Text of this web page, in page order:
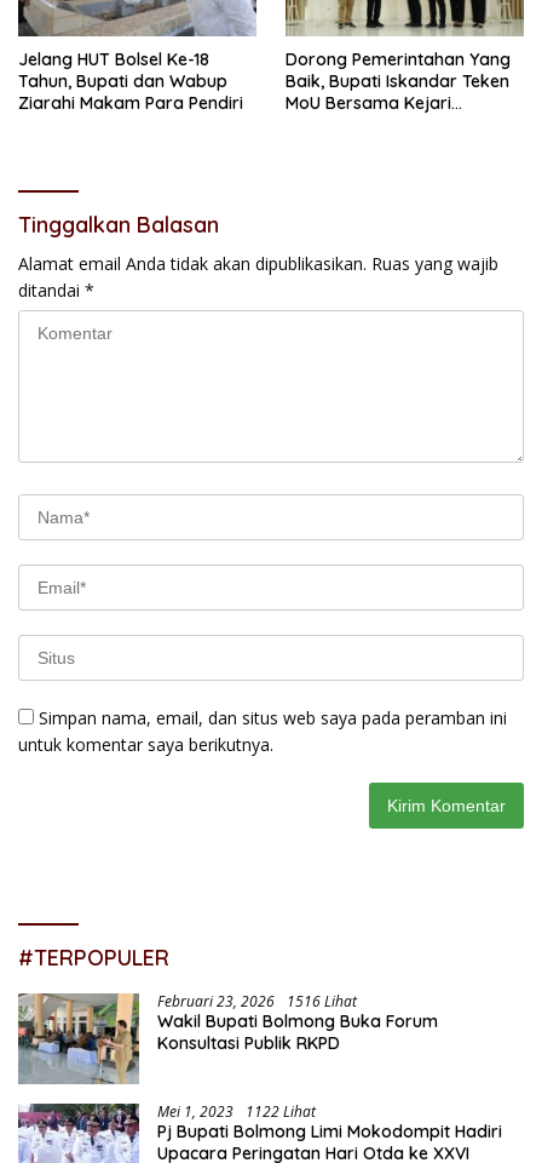
Jelang HUT Bolsel Ke-18
Tahun, Bupati dan Wabup
Ziarahi Makam Para Pendiri
Dorong Pemerintahan Yang
Baik, Bupati Iskandar Teken
MoU Bersama Kejari
Tinggalkan Balasan
Alamat email Anda tidak akan dipublikasikan. Ruas yang wajib
ditandai *
Simpan nama, email, dan situs web saya pada peramban ini
untuk komentar saya berikutnya.
#TERPOPULER
Februari 23, 2026 1516 Lihat
Wakil Bupati Bolmong Buka Forum
Konsultasi Publik RKPD
Mei 1, 2023 1122 Lihat
Pj Bupati Bolmong Limi Mokodompit Hadiri
Upacara Peringatan Hari Otda ke XXVI